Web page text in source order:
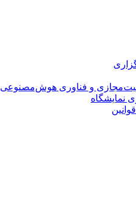
و فناوری هوش‌مصنوعی
نمایشگاه